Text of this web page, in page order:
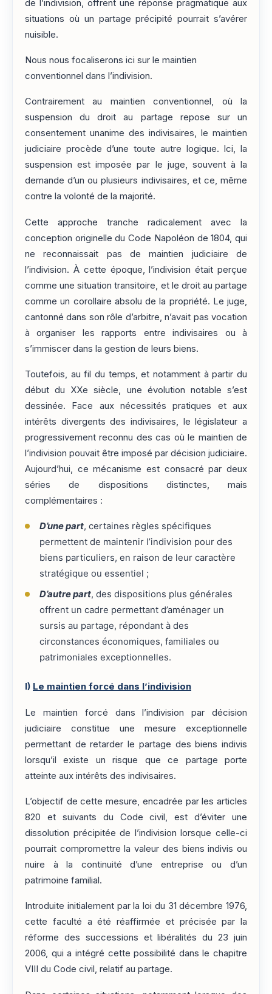
de l’indivision, offrent une réponse pragmatique aux
situations où un partage précipité pourrait s’avérer
nuisible.
Nous nous focaliserons ici sur le maintien
conventionnel dans l’indivision.
Contrairement au maintien conventionnel, où la
suspension du droit au partage repose sur un
consentement unanime des indivisaires, le maintien
judiciaire procède d’une toute autre logique. Ici, la
suspension est imposée par le juge, souvent à la
demande d’un ou plusieurs indivisaires, et ce, même
contre la volonté de la majorité.
Cette approche tranche radicalement avec la
conception originelle du Code Napoléon de 1804, qui
ne reconnaissait pas de maintien judiciaire de
l’indivision. À cette époque, l’indivision était perçue
comme une situation transitoire, et le droit au partage
comme un corollaire absolu de la propriété. Le juge,
cantonné dans son rôle d’arbitre, n’avait pas vocation
à organiser les rapports entre indivisaires ou à
s’immiscer dans la gestion de leurs biens.
Toutefois, au fil du temps, et notamment à partir du
début du XXe siècle, une évolution notable s’est
dessinée. Face aux nécessités pratiques et aux
intérêts divergents des indivisaires, le législateur a
progressivement reconnu des cas où le maintien de
l’indivision pouvait être imposé par décision judiciaire.
Aujourd’hui, ce mécanisme est consacré par deux
séries de dispositions distinctes, mais
complémentaires :
D’une part, certaines règles spécifiques
permettent de maintenir l’indivision pour des
biens particuliers, en raison de leur caractère
stratégique ou essentiel ;
D’autre part, des dispositions plus générales
offrent un cadre permettant d’aménager un
sursis au partage, répondant à des
circonstances économiques, familiales ou
patrimoniales exceptionnelles.
I) Le maintien forcé dans l’indivision
Le maintien forcé dans l’indivision par décision
judiciaire constitue une mesure exceptionnelle
permettant de retarder le partage des biens indivis
lorsqu’il existe un risque que ce partage porte
atteinte aux intérêts des indivisaires.
L’objectif de cette mesure, encadrée par les articles
820 et suivants du Code civil, est d’éviter une
dissolution précipitée de l’indivision lorsque celle-ci
pourrait compromettre la valeur des biens indivis ou
nuire à la continuité d’une entreprise ou d’un
patrimoine familial.
Introduite initialement par la loi du 31 décembre 1976,
cette faculté a été réaffirmée et précisée par la
réforme des successions et libéralités du 23 juin
2006, qui a intégré cette possibilité dans le chapitre
VIII du Code civil, relatif au partage.